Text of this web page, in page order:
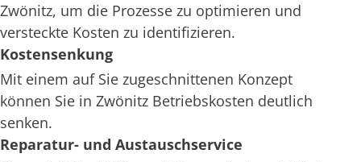
Zwönitz, um die Prozesse zu optimieren und
versteckte Kosten zu identifizieren.
Kostensenkung
Mit einem auf Sie zugeschnittenen Konzept
können Sie in Zwönitz Betriebskosten deutlich
senken.
Reparatur- und Austauschservice